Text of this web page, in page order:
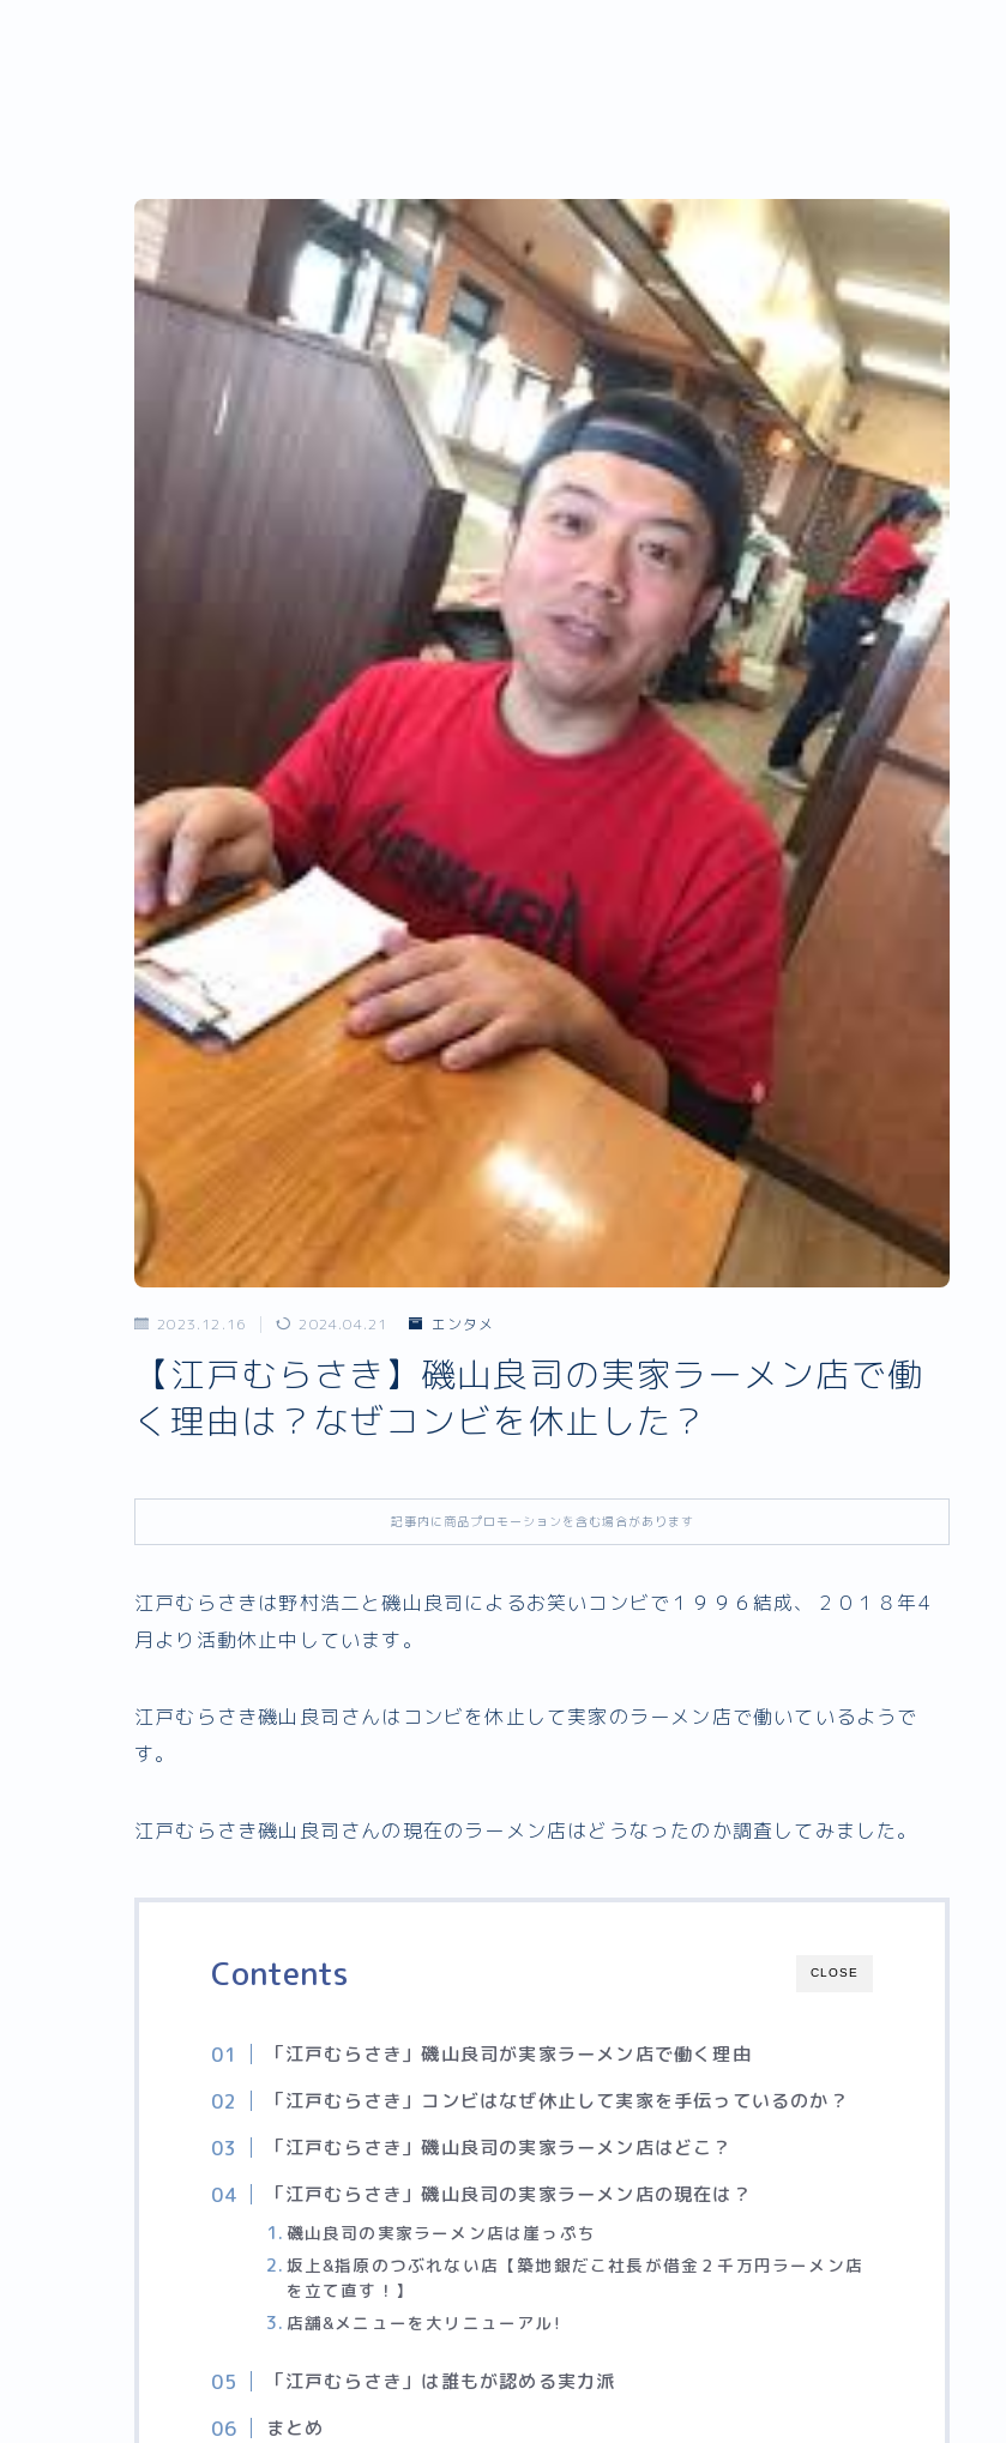
2023.12.16 2024.04.21 エンタメ
【江戸むらさき】磯山良司の実家ラーメン店で働
く理由は？なぜコンビを休止した？
記事内に商品プロモーションを含む場合があります
江戸むらさきは野村浩二と磯山良司によるお笑いコンビで１９９６結成、２０１８年4
月より活動休止中しています。
江戸むらさき磯山良司さんはコンビを休止して実家のラーメン店で働いているようで
す。
江戸むらさき磯山良司さんの現在のラーメン店はどうなったのか調査してみました。
CLOSE
Contents
「江戸むらさき」磯山良司が実家ラーメン店で働く理由
「江戸むらさき」コンビはなぜ休止して実家を手伝っているのか？
「江戸むらさき」磯山良司の実家ラーメン店はどこ？
「江戸むらさき」磯山良司の実家ラーメン店の現在は？
磯山良司の実家ラーメン店は崖っぷち
坂上&指原のつぶれない店【築地銀だこ社長が借金２千万円ラーメン店
を立て直す！】
店舗&メニューを大リニューアル!
「江戸むらさき」は誰もが認める実力派
まとめ